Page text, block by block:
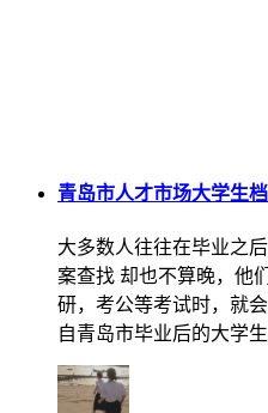
青岛市人才市场大学生
大多数人往往在毕业之
案查找 却也不算晚，他
研，考公等考试时，就
自青岛市毕业后的大学